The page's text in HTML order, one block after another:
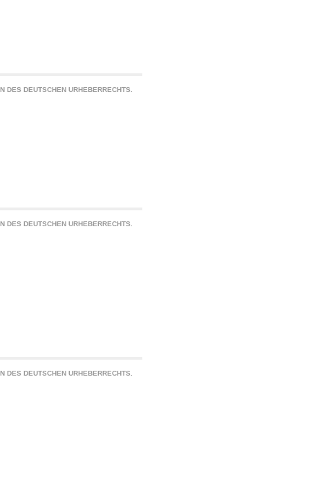
DES DEUTSCHEN URHEBERRECHTS.
DES DEUTSCHEN URHEBERRECHTS.
DES DEUTSCHEN URHEBERRECHTS.